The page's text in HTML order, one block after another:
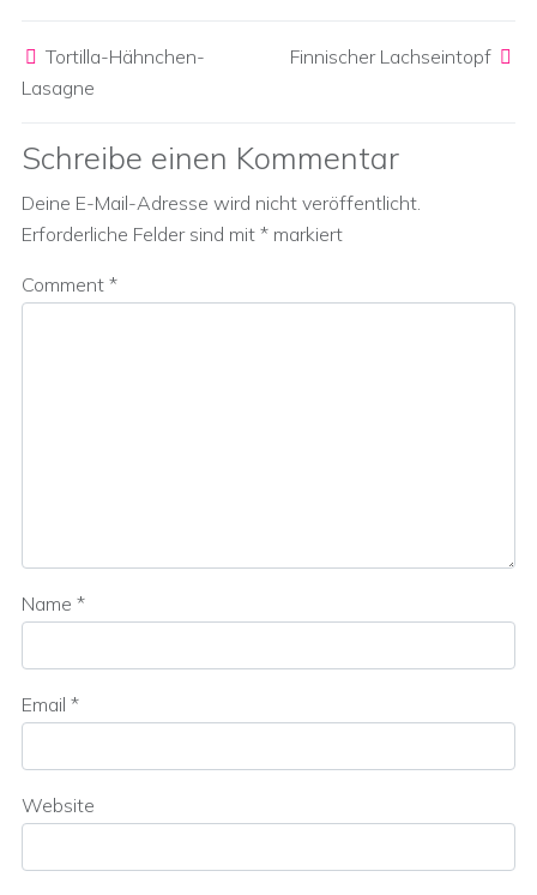
Tortilla-Hähnchen-
Lasagne
Finnischer Lachseintopf
Schreibe einen Kommentar
Deine E-Mail-Adresse wird nicht veröffentlicht.
Erforderliche Felder sind mit * markiert
Comment *
Name *
Email *
Website